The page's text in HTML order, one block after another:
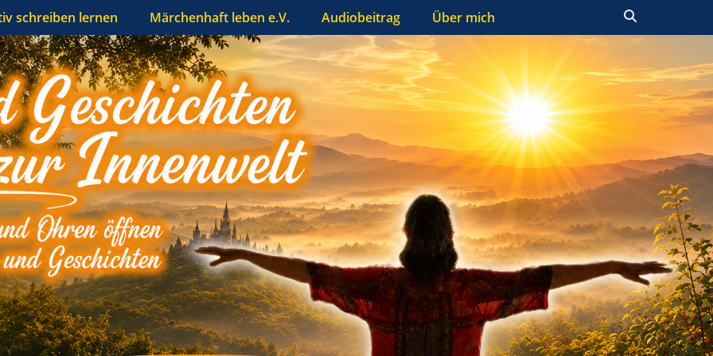
schreiben lernen Märchenhaft leben e.V. Audiobeitrag Über mich